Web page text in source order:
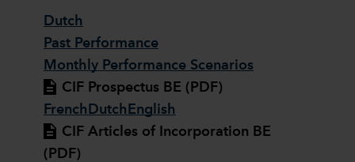
Dutch
Past Performance
Monthly Performance Scenarios
CIF Prospectus BE (PDF)
French Dutch English
CIF Articles of Incorporation BE
(PDF)